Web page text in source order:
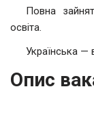
Повна
освіта.
Українська —
Опис